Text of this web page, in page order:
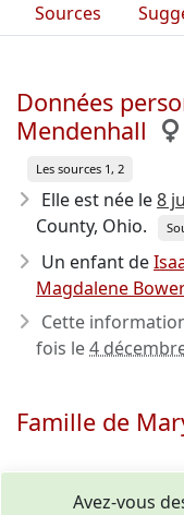
Sources
Données
Mendenhall
Les sources 1, 2
Elle est née le8
County, Ohio.
Un enfant de
Magdalene
Cette
fois le4
Famille de
Avez-vous